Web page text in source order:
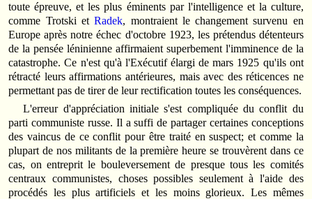
toute épreuve, et les plus éminents par l'intelligence et la culture,
comme Trotski etRadek, montraient le changement survenu en
Europe après notre échec d'octobre 1923, les prétendus détenteurs
de la pensée léninienne affirmaient superbement l'imminence de la
catastrophe. Ce n'est qu'à l'Exécutif élargi de mars 1925 qu'ils ont
rétracté leurs affirmations antérieures, mais avec des réticences ne
permettant pas de tirer de leur rectification toutes les conséquences.
L'erreur d'appréciation initiale s'est compliquée du conflit du
parti communiste russe. Il a suffi de partager certaines conceptions
des vaincus de ce conflit pour être traité en suspect; et comme la
plupart de nos militants de la première heure se trouvèrent dans ce
cas, on entreprit le bouleversement de presque tous les comités
centraux communistes, choses possibles seulement à l'aide des
procédés les plus artificiels et les moins glorieux. Les mêmes